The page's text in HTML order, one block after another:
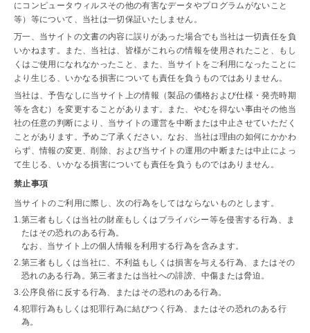
にコンピュータウィルスその他の有害なデータやプログラムがないこと
等）等について、当社は一切保証いたしません。
万一、当サイトの文書の内容に誤りがあった場合でも当社は一切責任を負
いかねます。また、当社は、皆様がこれらの情報を使用されたこと、もし
くはご使用になれなかったこと、また、当サイトをご利用になったことに
より生じる、いかなる損害についても責任を負うものではありません。
当社は、予告なしに当サイト上の情報（製品の価格および仕様・発売時期
等を含む）を変更することがあります。また、やむを得ない事由その他当
社の任意の判断により、当サイトの運営を中断または中止させていただく
ことがあります。予めご了承ください。なお、当社は理由の如何にかかわ
らず、情報の変更、削除、および当サイトの運用の中断または中止によっ
て生じる、いかなる損害についても責任を負うものではありません。
禁止事項
当サイトのご利用に際し、次の行為をしてはならないものとします。
第三者もしくは当社の財産もしくはプライバシー等を侵害する行為、ま
たはその恐れのある行為。
なお、当サイト上の個人情報を利用する行為を含みます。
第三者もしくは当社に、不利益もしくは損害を与える行為、またはその
恐れのある行為。第三者または当社への誹謗、中傷または脅迫。
公序良俗に反する行為、またはその恐れのある行為。
犯罪行為もしくは犯罪行為に結びつく行為、またはその恐れのある行
為。